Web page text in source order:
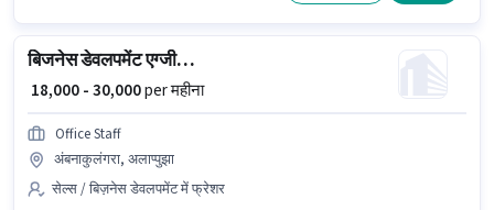
बिजनेस डेवलपमेंट एग्जीक्यूटिव
₹ 18,000 - 30,000per महीना
Office Staff
अंबनाकुलंगरा, अलाप्पुझा
सेल्स / बिज़नेस डेवलपमेंट में फ्रेशर